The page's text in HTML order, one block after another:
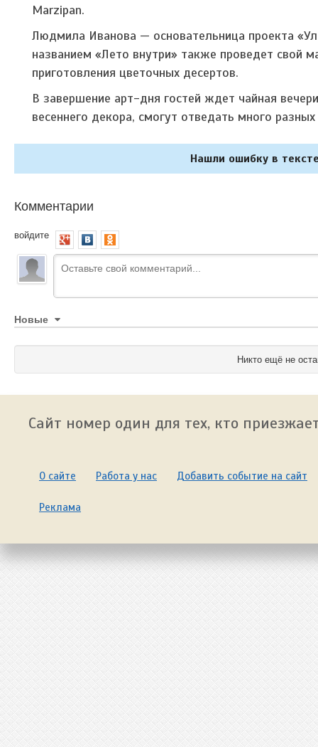
Marzipan.
Людмила Иванова — основательница проекта
названием «Лето внутри» также проведет свой
приготовления цветочных десертов.
В завершение арт-дня гостей ждет чайная
весеннего декора, смогут отведать много разных
Нашли ошибку в
Комментарии
войдите
Новые
Никто ещё не
Сайт номер один для тех, кто
О сайте Работа у нас Добавить событие на сайт
Реклама